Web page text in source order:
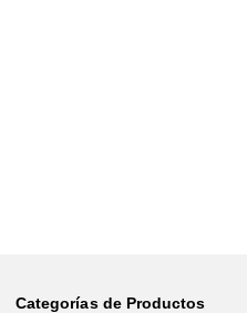
Papas Pay x 60 grs cantidad
Categorías de Productos